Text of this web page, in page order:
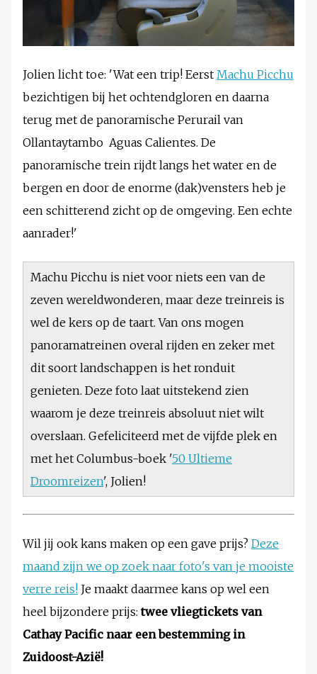
Jolien licht toe: 'Wat een trip! Eerst Machu Picchu
bezichtigen bij het ochtendgloren en daarna
terug met de panoramische Perurail van
Ollantaytambo Aguas Calientes. De
panoramische trein rijdt langs het water en de
bergen en door de enorme (dak)vensters heb je
een schitterend zicht op de omgeving. Een echte
aanrader!'
Machu Picchu is niet voor niets een van de
zeven wereldwonderen, maar deze treinreis is
wel de kers op de taart. Van ons mogen
panoramatreinen overal rijden en zeker met
dit soort landschappen is het ronduit
genieten. Deze foto laat uitstekend zien
waarom je deze treinreis absoluut niet wilt
overslaan. Gefeliciteerd met de vijfde plek en
met het Columbus-boek '50 Ultieme
Droomreizen', Jolien!
Wil jij ook kans maken op een gave prijs? Deze
maand zijn we op zoek naar foto's van je mooiste
verre reis! Je maakt daarmee kans op wel een
heel bijzondere prijs:twee vliegtickets van
Cathay Pacific naar een bestemming in
Zuidoost-Azië!